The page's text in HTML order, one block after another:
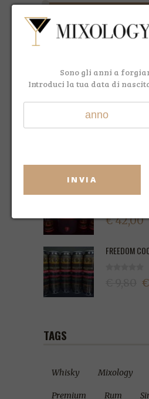
FILTRO
MIDNIGHT GIN
€ 42,00
FREEDOM
TAGS
Whisky Mixology
Premium Rum
Sono gli anni a
Introduci la tua data di
INVIA